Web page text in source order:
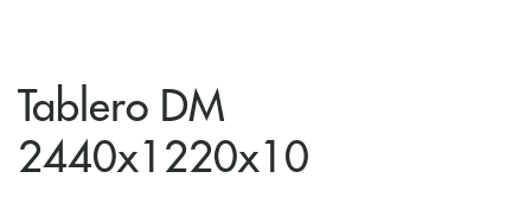
Tablero DM
2440x1220x10